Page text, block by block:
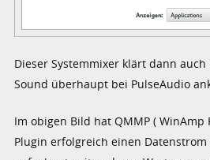
Dieser Systemmixer klärt dann
Sound überhaupt bei PulseAudio
Im obigen Bild hat QMMP ( WinAmp
Plugin erfolgreich einen